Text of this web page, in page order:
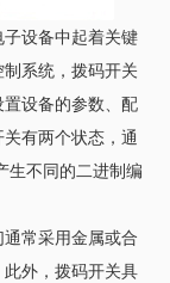
设备中起着关键
系统，拨码开关
设备的参数、配
有两个状态，通
生不同的二进制编
常采用金属或合
外，拨码开关具